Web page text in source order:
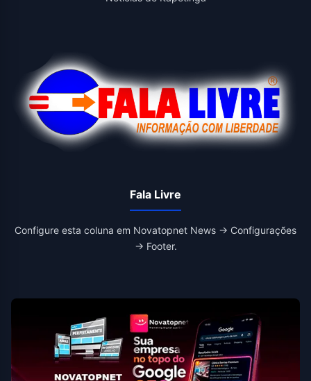
Fala Livre
Configure esta coluna em Novatopnet News → Configurações
→ Footer.